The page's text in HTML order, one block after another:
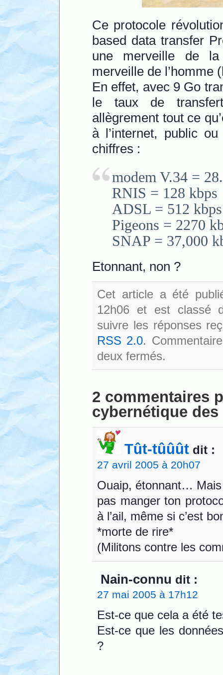
Ce protocole
based data transfer
une merveille de la
merveille de l’homme
En effet, avec 9 Go
le taux de
allègrement tout ce
à l’internet, public
chiffres :
modem V.34 =
RNIS = 128 kbps
ADSL = 512 kbps
Pigeons = 2270
SNAP = 37,000
Etonnant, non ?
Cet article a été
12h06 et est classé
suivre les réponses
RSS 2.0.
deux fermés.
2 commentaires
cybernétique
Tût-tûûût dit :
27 avril 2005 à 20h07
Ouaip, étonnant…
pas manger ton
à l’ail, même si c’est
*morte de rire*
(Militons contre les
Nain-connu dit :
27 mai 2005 à 17h12
Est-ce que cela a été
Est-ce que les
?